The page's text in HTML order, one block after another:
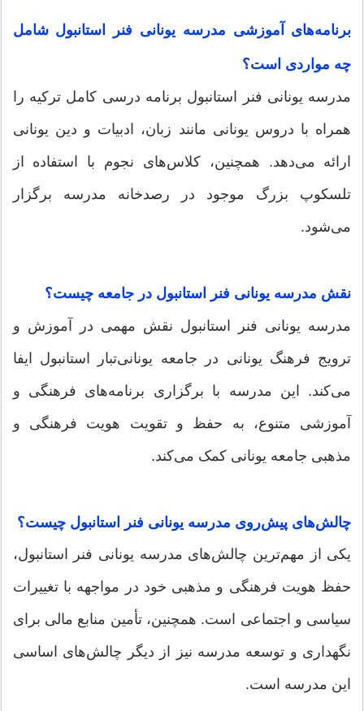
برنامه‌های آموزشی مدرسه یونانی فنر استانبول شامل
چه مواردی است؟
مدرسه یونانی فنر استانبول برنامه درسی کامل ترکیه را
همراه با دروس یونانی مانند زبان، ادبیات و دین یونانی
ارائه می‌دهد. همچنین، کلاس‌های نجوم با استفاده از
تلسکوپ بزرگ موجود در رصدخانه مدرسه برگزار
می‌شود.
نقش مدرسه یونانی فنر استانبول در جامعه چیست؟
مدرسه یونانی فنر استانبول نقش مهمی در آموزش و
ترویج فرهنگ یونانی در جامعه یونانی‌تبار استانبول ایفا
می‌کند. این مدرسه با برگزاری برنامه‌های فرهنگی و
آموزشی متنوع، به حفظ و تقویت هویت فرهنگی و
مذهبی جامعه یونانی کمک می‌کند.
چالش‌های پیش‌روی مدرسه یونانی فنر استانبول چیست؟
یکی از مهم‌ترین چالش‌های مدرسه یونانی فنر استانبول،
حفظ هویت فرهنگی و مذهبی خود در مواجهه با تغییرات
سیاسی و اجتماعی است. همچنین، تأمین منابع مالی برای
نگهداری و توسعه مدرسه نیز از دیگر چالش‌های اساسی
این مدرسه است.